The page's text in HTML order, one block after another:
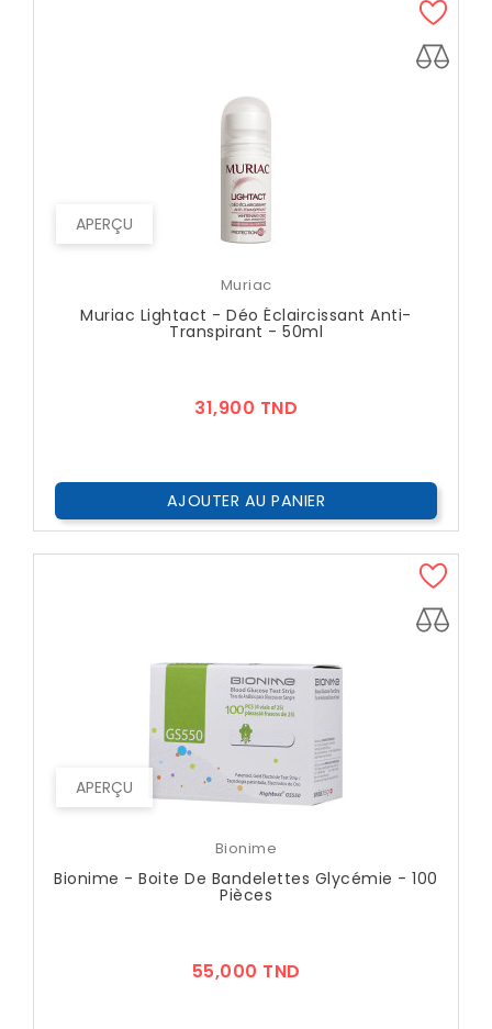
APERÇU
Muriac
Muriac Lightact - Déo Éclaircissant Anti-
Transpirant - 50ml
31,900 TND
AJOUTER AU PANIER
APERÇU
Bionime
Bionime - Boite De Bandelettes Glycémie - 100
Pièces
55,000 TND